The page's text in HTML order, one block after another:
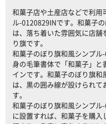
和菓子店や土産店などで利
ル-0120829INです。和菓子
は、落ち着いた雰囲気に店
り旗です。
和菓子のぼり旗和風シンプ
身の毛筆書体で「和菓子」
インです。和菓子のぼり旗
は、黒の囲み線が設けられ
す。
和菓子のぼり旗和風シンプ
に設置すれば、和菓子を購